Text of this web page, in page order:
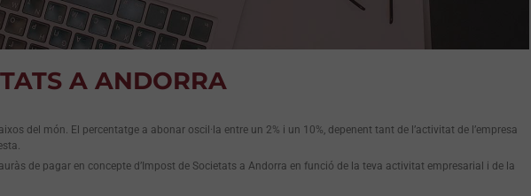
A ANDORRA
del món. El percentatge a abonar oscil·la entre un 2% i un 10%, depenent tant de l’activitat de l’empresa
de pagar en concepte d’Impost de Societats a Andorra en funció de la teva activitat empresarial i de la